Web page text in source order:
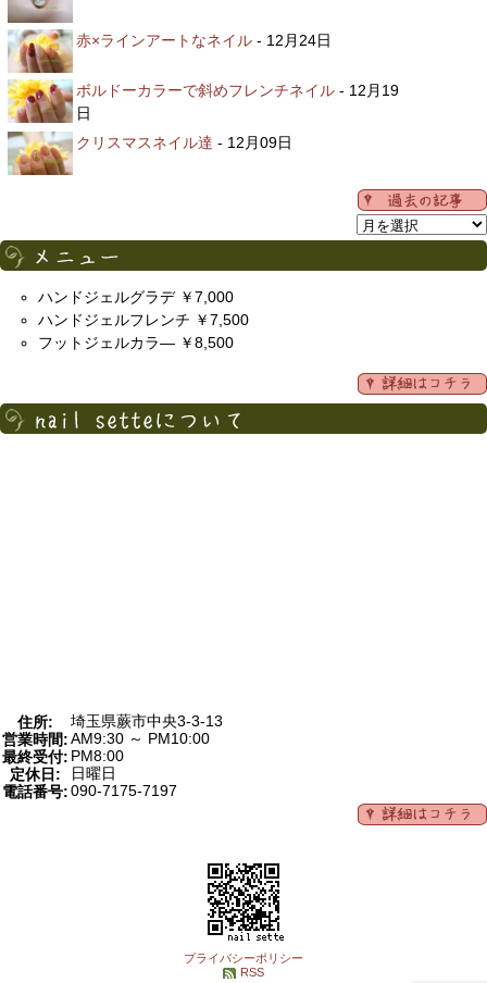
赤×ラインアートなネイル - 12月24日
ボルドーカラーで斜めフレンチネイル - 12月19
日
クリスマスネイル達 - 12月09日
ハンドジェルグラデ ￥7,000
ハンドジェルフレンチ ￥7,500
フットジェルカラ― ￥8,500
住所:
埼玉県蕨市中央3-3-13
営業時間:AM9:30 ～ PM10:00
最終受付: PM8:00
定休日:
日曜日
電話番号:090-7175-7197
プライバシーポリシー
RSS